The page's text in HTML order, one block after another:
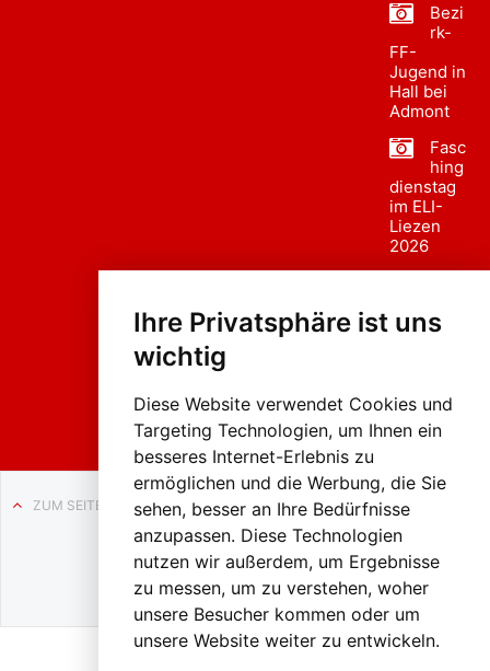
Ihre Privatsphäre ist uns
wichtig
Diese Website verwendet Cookies und
Targeting Technologien, um Ihnen ein
besseres Internet-Erlebnis zu
ermöglichen und die Werbung, die Sie
sehen, besser an Ihre Bedürfnisse
anzupassen. Diese Technologien
nutzen wir außerdem, um Ergebnisse
zu messen, um zu verstehen, woher
unsere Besucher kommen oder um
unsere Website weiter zu entwickeln.
Bezi
rk-
FF-
Jugend in
Hall bei
Admont
Fasc
hing
dienstag
im ELI-
Liezen
2026
sumzug
Liezen
ZUM SEITENANFANG
Auf BLO24.at werben?
+43 (0)664 2226600